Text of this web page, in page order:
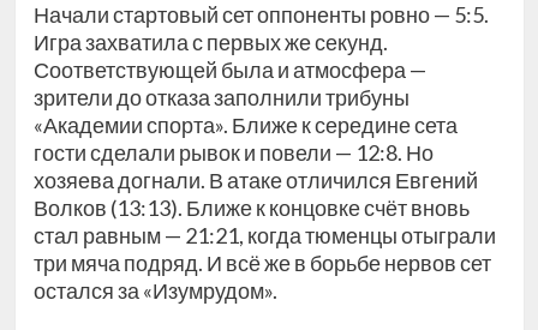
Начали стартовый сет оппоненты ровно — 5:5.
Игра захватила с первых же секунд.
Соответствующей была и атмосфера —
зрители до отказа заполнили трибуны
«Академииспорта». Ближе к середине сета
гости сделали рывок и повели — 12:8. Но
хозяева догнали. В атаке отличился Евгений
Волков (13:13). Ближе к концовке счёт вновь
стал равным — 21:21, когда тюменцы отыграли
три мяча подряд. И всё же в борьбе нервов сет
остался за «Изумрудом».